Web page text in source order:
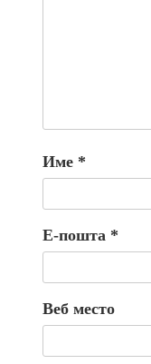
Име *
Е-пошта *
Веб место